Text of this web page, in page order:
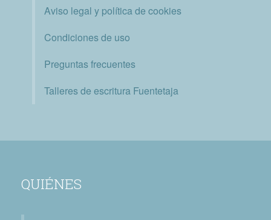
Aviso legal y política de cookies
Condiciones de uso
Preguntas frecuentes
Talleres de escritura Fuentetaja
QUIÉNES